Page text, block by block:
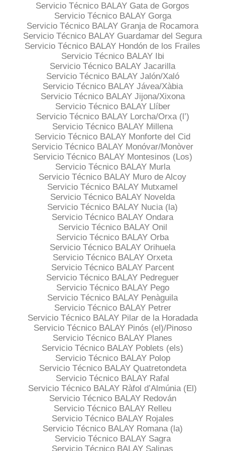
Servicio Técnico BALAY Gata de Gorgos
Servicio Técnico BALAY Gorga
Servicio Técnico BALAY Granja de Rocamora
Servicio Técnico BALAY Guardamar del Segura
Servicio Técnico BALAY Hondón de los Frailes
Servicio Técnico BALAY Ibi
Servicio Técnico BALAY Jacarilla
Servicio Técnico BALAY Jalón/Xaló
Servicio Técnico BALAY Jávea/Xàbia
Servicio Técnico BALAY Jijona/Xixona
Servicio Técnico BALAY Llíber
Servicio Técnico BALAY Lorcha/Orxa (l’)
Servicio Técnico BALAY Millena
Servicio Técnico BALAY Monforte del Cid
Servicio Técnico BALAY Monóvar/Monòver
Servicio Técnico BALAY Montesinos (Los)
Servicio Técnico BALAY Murla
Servicio Técnico BALAY Muro de Alcoy
Servicio Técnico BALAY Mutxamel
Servicio Técnico BALAY Novelda
Servicio Técnico BALAY Nucia (la)
Servicio Técnico BALAY Ondara
Servicio Técnico BALAY Onil
Servicio Técnico BALAY Orba
Servicio Técnico BALAY Orihuela
Servicio Técnico BALAY Orxeta
Servicio Técnico BALAY Parcent
Servicio Técnico BALAY Pedreguer
Servicio Técnico BALAY Pego
Servicio Técnico BALAY Penàguila
Servicio Técnico BALAY Petrer
Servicio Técnico BALAY Pilar de la Horadada
Servicio Técnico BALAY Pinós (el)/Pinoso
Servicio Técnico BALAY Planes
Servicio Técnico BALAY Poblets (els)
Servicio Técnico BALAY Polop
Servicio Técnico BALAY Quatretondeta
Servicio Técnico BALAY Rafal
Servicio Técnico BALAY Ràfol d’Almúnia (El)
Servicio Técnico BALAY Redován
Servicio Técnico BALAY Relleu
Servicio Técnico BALAY Rojales
Servicio Técnico BALAY Romana (la)
Servicio Técnico BALAY Sagra
Servicio Técnico BALAY Salinas